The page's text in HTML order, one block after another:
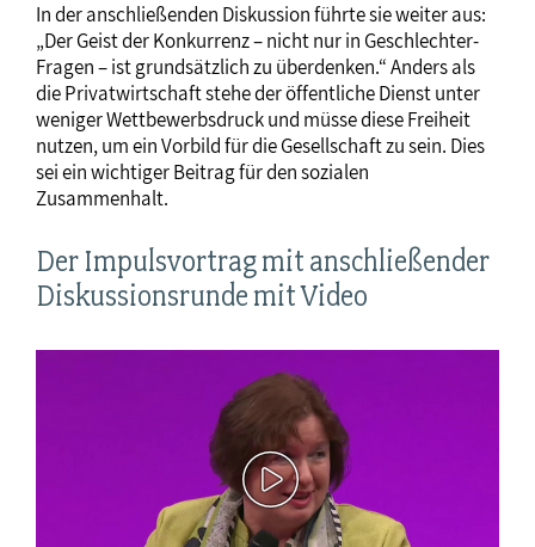
In der anschließenden Diskussion führte sie weiter aus:
„Der Geist der Konkurrenz – nicht nur in Geschlechter-
Fragen – ist grundsätzlich zu überdenken.“ Anders als
die Privatwirtschaft stehe der öffentliche Dienst unter
weniger Wettbewerbsdruck und müsse diese Freiheit
nutzen, um ein Vorbild für die Gesellschaft zu sein. Dies
sei ein wichtiger Beitrag für den sozialen
Zusammenhalt.
Der Impulsvortrag mit anschließender
Diskussionsrunde mit Video